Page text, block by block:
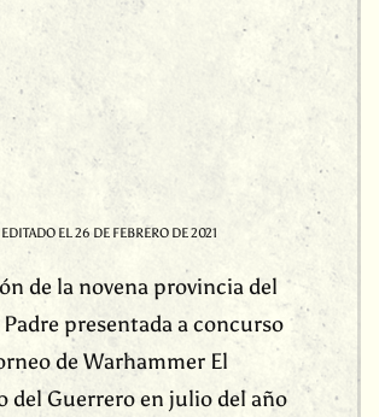
EDITADO EL26 DE FEBRERO DE 2021
de la novena provincia del
presentada a concurso
de Warhammer El
del Guerrero en julio del año